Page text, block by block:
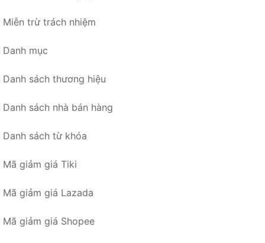
Miễn trừ trách nhiệm
Danh mục
Danh sách thương hiệu
Danh sách nhà bán hàng
Danh sách từ khóa
Mã giảm giá Tiki
Mã giảm giá Lazada
Mã giảm giá Shopee